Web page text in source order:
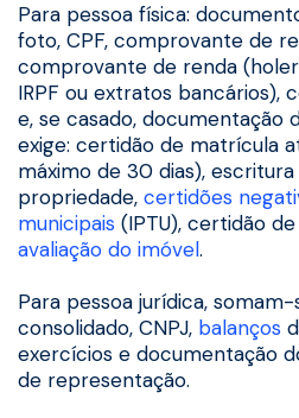
Para pessoa física:
foto, CPF, comprovante de
comprovante de renda
IRPF ou extratos bancários),
e, se casado, documentação
exige: certidão de matrícula
máximo de 30 dias),
propriedade, certidões
municipais (IPTU), certidão
avaliação do imóvel.
Para pessoa jurídica,
consolidado, CNPJ, balanços
exercícios e documentação
de representação.